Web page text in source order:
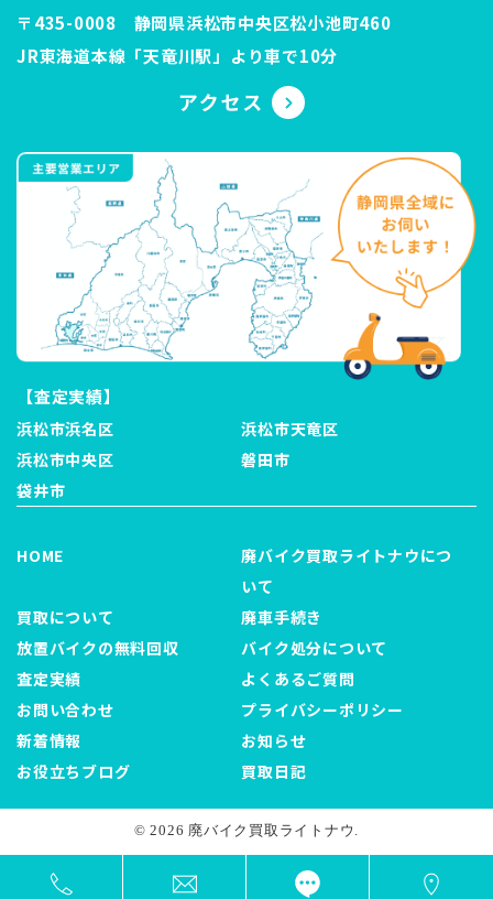
〒435-0008 静岡県浜松市中央区松小池町460
JR東海道本線「天竜川駅」より車で10分
【査定実績】
浜松市浜名区
浜松市天竜区
浜松市中央区
磐田市
袋井市
HOME
廃バイク買取ライトナウにつ
いて
買取について
廃車手続き
放置バイクの無料回収
バイク処分について
査定実績
よくあるご質問
お問い合わせ
プライバシーポリシー
新着情報
お知らせ
お役立ちブログ
買取日記
© 2026 廃バイク買取ライトナウ.